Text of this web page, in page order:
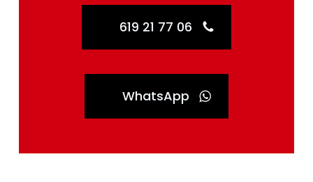
619 21 77 06
WhatsApp